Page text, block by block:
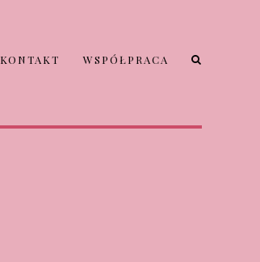
KONTAKT WSPÓŁPRACA